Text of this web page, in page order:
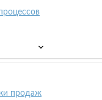
продаж